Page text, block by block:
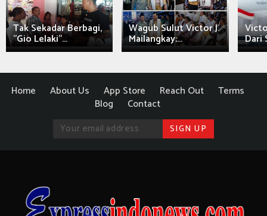
Tak Sekadar Berbagi,
"Gio Lelaki"...
Wagub Sulut Victor J.
Mailangkay:... Dari
Home About Us App Store Reach Out
Terms
Blog
Contact